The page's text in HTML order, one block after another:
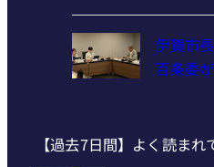
伊賀市
百条委
【過去7日間】よく読まれ